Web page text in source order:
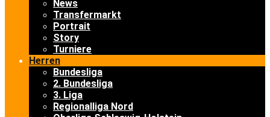
News
Transfermarkt
Portrait
Story
Turniere
Herren
Bundesliga
2. Bundesliga
3. Liga
Regionalliga Nord